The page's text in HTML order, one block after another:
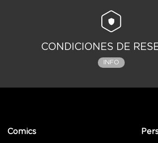
CONDICIONES DE
INFO
Comics